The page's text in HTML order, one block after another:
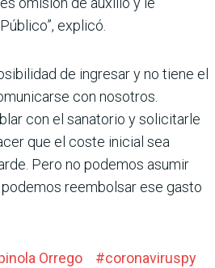
explicó.
de ingresar y no tiene el
con nosotros.
con el sanatorio y solicitarle
que el coste inicial sea
Pero no podemos asumir
reembolsar ese gasto
Orrego #coronaviruspy